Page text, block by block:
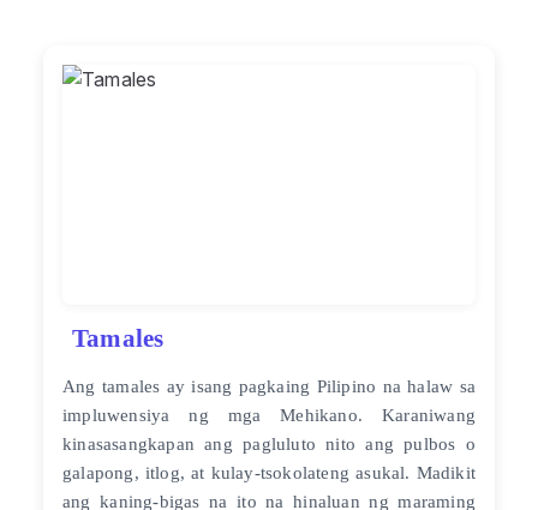
Tamales
Ang tamales ay isang pagkaing Pilipino na halaw sa
impluwensiya ng mga Mehikano. Karaniwang
kinasasangkapan ang pagluluto nito ang pulbos o
galapong, itlog, at kulay-tsokolateng asukal. Madikit
ang kaning-bigas na ito na hinaluan ng maraming